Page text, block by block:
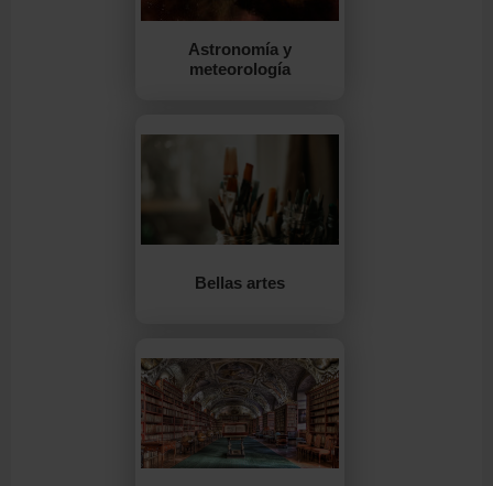
Astronomía y
meteorología
Bellas artes